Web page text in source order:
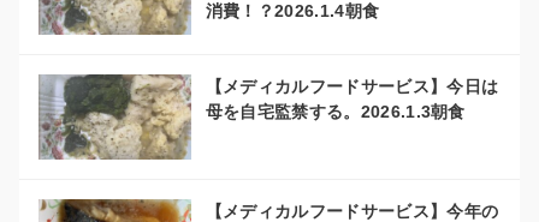
消費！？2026.1.4朝食
【メディカルフードサービス】今日は
母を自宅監禁する。2026.1.3朝食
【メディカルフードサービス】今年の